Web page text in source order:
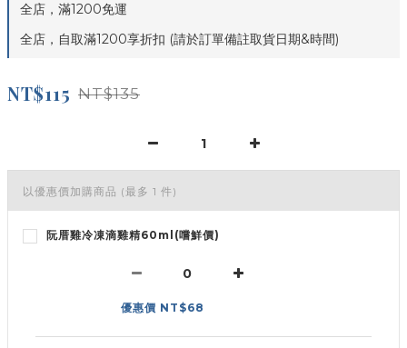
全店，滿1200免運
全店，自取滿1200享折扣 (請於訂單備註取貨日期&時間)
NT$115 NT$135
以優惠價加購商品 (最多 1 件)
阮厝雞冷凍滴雞精60ml(嚐鮮價)
優惠價 NT$68